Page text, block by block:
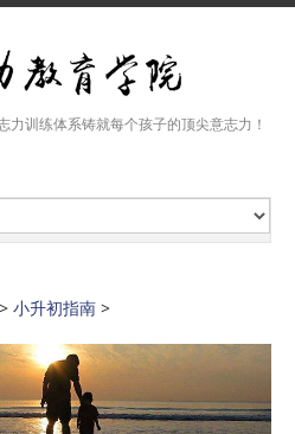
训练体系铸就每个孩子的顶尖意志力！
> 小升初指南 >